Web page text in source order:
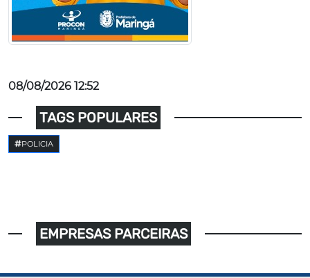
08/08/2026 12:52
TAGS POPULARES
POLICIA
EMPRESAS PARCEIRAS